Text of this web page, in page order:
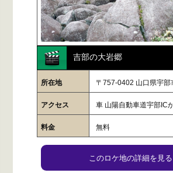
吉部の大岩郷
所在地 〒757-0402 山口県宇部
アクセス 車 山陽自動車道宇部IC
料金 無料
このロケ地の詳細を見る